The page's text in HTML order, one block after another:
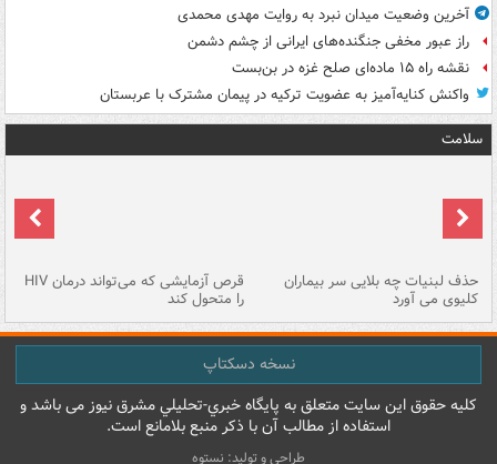
آخرین وضعیت میدان نبرد به روایت مهدی محمدی
راز عبور مخفی جنگنده‌های ایرانی از چشم دشمن
نقشه راه ۱۵ ماده‌ای صلح غزه در بن‌بست
واکنش کنایه‌آمیز به عضویت ترکیه در پیمان مشترک با عربستان
سلامت
حذف لبنیات چه بلایی سر بیماران
کلیوی می آورد
قرص آزمایشی که می‌تواند درمان HIV
را متحول کند
نسخه دسکتاپ
کليه حقوق اين سايت متعلق به پایگاه خبري-تحليلي مشرق نيوز می باشد و
استفاده از مطالب آن با ذکر منبع بلامانع است.
طراحی و تولید: نستوه